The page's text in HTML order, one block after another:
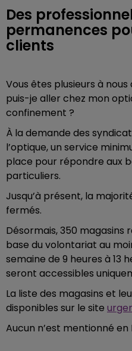
Des
permanences
clients
Vous êtes plusieurs à
puis-je aller chez mon
confinement ?
À la demande des
l’optique, un service
place pour répondre aux
particuliers.
Jusqu’à présent, la
fermés.
Désormais, 350 magasins
base du volontariat au
semaine de 9 heures à 13
seront accessibles
La liste des magasins et
disponibles sur le site
Aucun n’est mentionné